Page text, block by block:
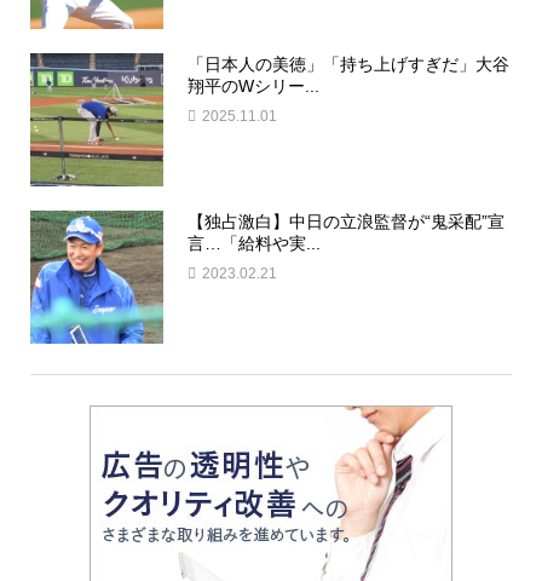
「日本人の美徳」「持ち上げすぎだ」大谷
翔平のWシリー...
2025.11.01
【独占激白】中日の立浪監督が“鬼采配”宣
言…「給料や実...
2023.02.21